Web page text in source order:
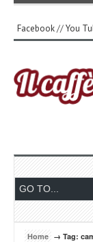
Facebook//You
Home → Tag: